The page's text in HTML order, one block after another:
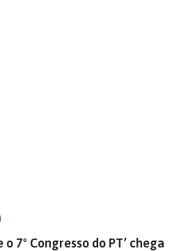
o 7º Congresso do PT’ chega